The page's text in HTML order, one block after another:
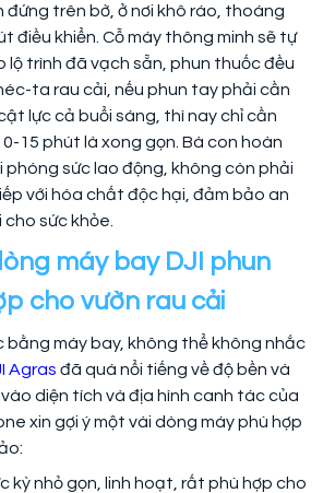
đứng trên bờ, ở nơi khô ráo, thoáng
điều khiển. Cỗ máy thông minh sẽ tự
lộ trình đã vạch sẵn, phun thuốc đều
ta rau cải, nếu phun tay phải cần
lực cả buổi sáng, thì nay chỉ cần
15 phút là xong gọn. Bà con hoàn
phóng sức lao động, không còn phải
với hóa chất độc hại, đảm bảo an
sức khỏe.
máy bay DJI phun
cho vườn rau cải
bằng máy bay, không thể không nhắc
Agras đã quá nổi tiếng về độ bền và
diện tích và địa hình canh tác của
xin gợi ý một vài dòng máy phù hợp
kỳ nhỏ gọn, linh hoạt, rất phù hợp cho